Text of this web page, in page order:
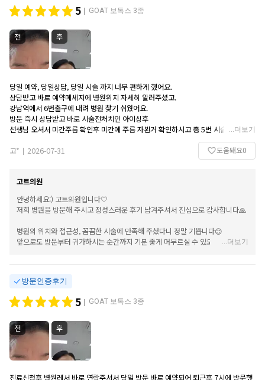
5 GOAT 보톡스 3종
전 후
당일 예약, 당일상담, 당일 시술 까지 너무 편하게 했어요.
상담받고 바로 예약메세지에 병원위지 자세히 알려주셨고.
강남역에서 6번출구에 내려 병원 찾기 쉬웠어요.
방문 즉시 상담받고 바로 시술전처치인 아이싱후
선생님 오셔서 미간주름 확인후 미간에 주름 자뵌거 확인하시고 총 5번 시술해 주셨어
아이싱 덕분인지 살짝 따끔한 정도이지 아프지 않게 시슬 끝났어요.
1주일간은 힘든 운동이나 뜨꺼운 찜질 피하라고 주의사항 잘 들어서 당분간 조심하려
오늘로 3일 정도 되네요.
벌써 효과가 아와요.
하품할때마다 미간 주름이 신경쓰였는데
하길 달한거 같아요.
행사 기간이라 저렴하게 시술받아 대만족 입니다.
더보기
고* | 2026-07-31 도움돼요0
고트의원
안녕하세요:) 고트의원입니다🤍
저희 병원을 방문해 주시고 정성스러운 후기 남겨주셔서 진심으로 감사합니다🙏
병원의 위치와 접근성, 꼼꼼한 시술에 만족해 주셨다니 정말 기쁩니다😊
앞으로도 방문부터 귀가하시는 순간까지 기분 좋게 머무르실 수 있도록 쾌적한
...더보기
방문인증후기
5 | GOAT 보톡스 3종
전 후
진료신청후 병원레서 바로 연락주셔서 당일 방문 바로 예약되어 퇴근후 7시에 방문했